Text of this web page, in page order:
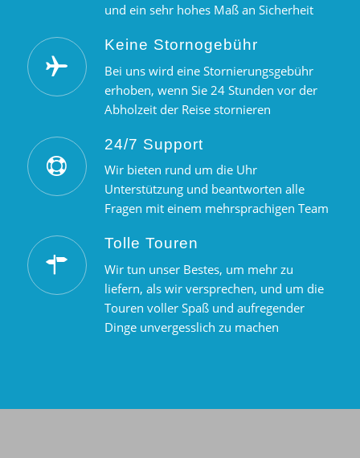
und ein sehr hohes Maß an Sicherheit
Keine Stornogebühr
Bei uns wird eine Stornierungsgebühr
erhoben, wenn Sie 24 Stunden vor der
Abholzeit der Reise stornieren
24/7 Support
Wir bieten rund um die Uhr
Unterstützung und beantworten alle
Fragen mit einem mehrsprachigen Team
Tolle Touren
Wir tun unser Bestes, um mehr zu
liefern, als wir versprechen, und um die
Touren voller Spaß und aufregender
Dinge unvergesslich zu machen